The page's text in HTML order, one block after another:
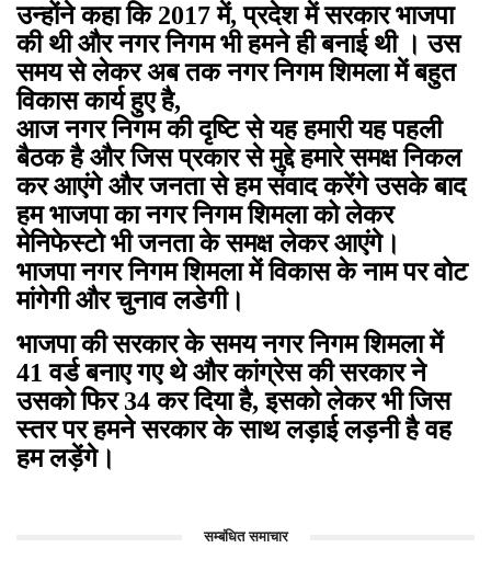
उन्होंने कहा कि 2017 में, प्रदेश में सरकार भाजपा
की थी और नगर निगम भी हमने ही बनाई थी । उस
समय से लेकर अब तक नगर निगम शिमला में बहुत
विकास कार्य हुए है,
आज नगर निगम की दृष्टि से यह हमारी यह पहली
बैठक है और जिस प्रकार से मुद्दे हमारे समक्ष निकल
कर आएंगे और जनता से हम संवाद करेंगे उसके बाद
हम भाजपा का नगर निगम शिमला को लेकर
मेनिफेस्टो भी जनता के समक्ष लेकर आएंगे।
भाजपा नगर निगम शिमला में विकास के नाम पर वोट
मांगेगी और चुनाव लडेगी।
भाजपा की सरकार के समय नगर निगम शिमला में
41 वर्ड बनाए गए थे और कांग्रेस की सरकार ने
उसको फिर 34 कर दिया है, इसको लेकर भी जिस
स्तर पर हमने सरकार के साथ लड़ाई लड़नी है वह
हम लड़ेंगे।
सम्बंधित समाचार